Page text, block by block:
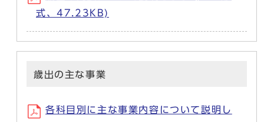
式、47.23KB)
歳出の主な事業
各科目別に主な事業内容について説明し